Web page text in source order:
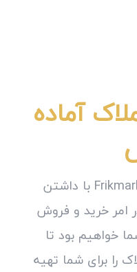
آماده
ما در شرکت بین المللی Frikmark با داشتن
خرید و فروش
خواهیم بود تا
را برای شما تهیه